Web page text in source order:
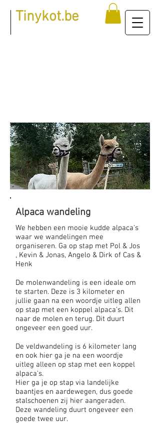
Tinykot.be
Alpaca wandeling
We hebben een mooie kudde alpaca's
waar we wandelingen mee
organiseren. Ga op stap met Pol & Jos
, Kevin & Jonas, Angelo & Dirk of Cas &
Henk
De molenwandeling is een ideale om
te starten. Deze is 3 kilometer en
jullie gaan na een woordje uitleg allen
op stap met een koppel alpaca's. Dit
naar de molen en terug. Dit duurt
ongeveer een goed uur.
De veldwandeling is 6 kilometer lang
en ook hier ga je na een woordje
uitleg alleen op stap met een koppel
alpaca's.
Hier ga je op stap via landelijke
baantjes en aardewegen, dus goede
stalschoenen zij hier aangeraden.
Deze wandeling duurt ongeveer een
goede twee uur.